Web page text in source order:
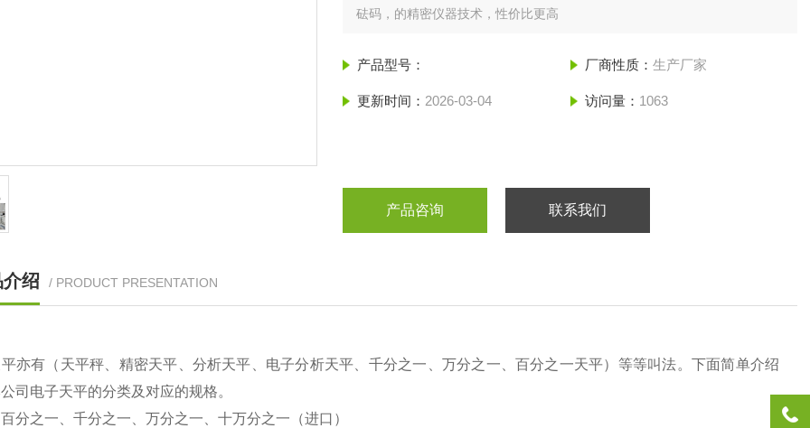
砝码，的精密仪器技术，性价比更高
产品型号： 厂商性质： 生产厂家
更新时间： 2026-03-04 访问量： 1063
产品咨询 联系我们
绍 / PRODUCT PRESENTATION
亦有（天平秤、精密天平、分析天平、电子分析天平、千分之一、万分之一、百分之一天平）等等叫法。下面简单介绍
司电子天平的分类及对应的规格。
分之一、千分之一、万分之一、十万分之一（进口）